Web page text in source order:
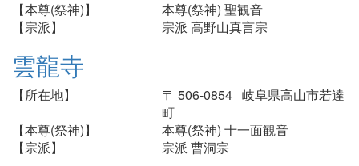
【本尊(祭神)】
本尊(祭神) 聖観音
【宗派】
宗派 高野山真言宗
雲龍寺
【所在地】
〒 506-0854 岐阜県高山市若達
町
【本尊(祭神)】
本尊(祭神) 十一面観音
【宗派】
宗派 曹洞宗